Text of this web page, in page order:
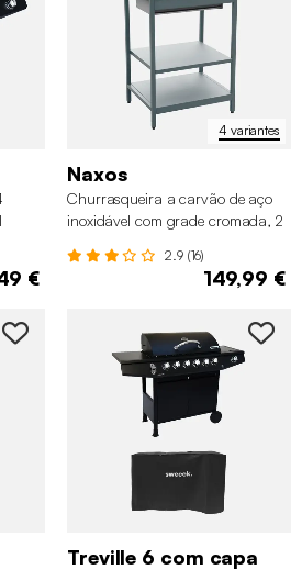
€
4 variantes
Naxos
Churrasqueira a carvão de aço
inoxidável com grade cromada, 2
2.9 (16)
149,99 €
Treville 6 com capa